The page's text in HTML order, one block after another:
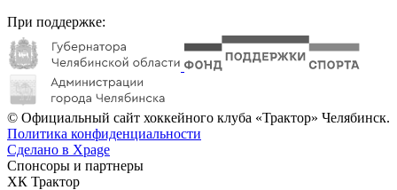
При поддержке:
© Официальный сайт хоккейного клуба «Трактор» Челябинск.
Политика конфиденциальности
Сделано в Xpage
Спонсоры и партнеры
ХК Трактор